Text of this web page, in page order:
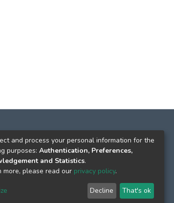
КОНТАКТИ
Григорія Сковороди, 2
к. 1, к. 120
and process your personal information for the
purposes: Authentication, Preferences,
and Statistics.
more, please read our privacy policy.
Decline That's ok